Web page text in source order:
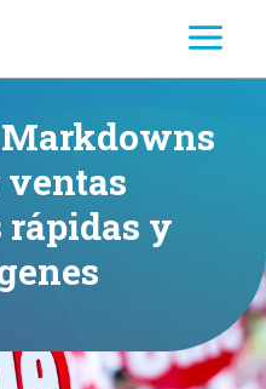
ventas
rápidas y